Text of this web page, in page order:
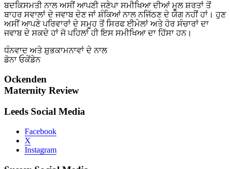
ਬਦਕਿਸਮਤੀ ਨਾਲ ਅਸੀਂ ਆਪਣੀ ਜਣੇਪਾ ਸਮੀਖਿਆ ਦੀਆਂ ਮੂਲ ਸ਼ਰਤਾਂ ਤੋਂ
ਬਾਹਰ ਸਵਾਲਾਂ ਦੇ ਜਵਾਬ ਦੇਣ ਜਾਂ ਸ਼ੰਕਿਆਂ ਨਾਲ ਨਜਿੱਠਣ ਦੇ ਯੋਗ ਨਹੀਂ ਹਾਂ। ਹੁਣ
ਅਸੀਂ ਆਪਣੇ ਪਰਿਵਾਰਾਂ ਦੇ ਸਮੂਹ ਤੋਂ ਸਿਰਫ ਈਮੇਲਾਂ ਅਤੇ ਹੋਰ ਸੰਚਾਰਾਂ ਦਾ
ਜਵਾਬ ਦੇ ਸਕਦੇ ਹਾਂ ਜੋ ਪਹਿਲਾਂ ਹੀ ਇਸ ਸਮੀਖਿਆ ਦਾ ਹਿੱਸਾ ਹਨ।
ਧੰਨਵਾਦ ਅਤੇ ਸ਼ੁਭਕਾਮਨਾਵਾਂ ਦੇ ਨਾਲ
ਡੋਨਾ ਓਕੇਂਡੇਨ
Ockenden
Maternity Review
Leeds Social Media
Facebook
X
Instagram